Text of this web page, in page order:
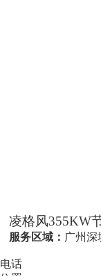
凌格风355KW
服务区域： 广州深
电话